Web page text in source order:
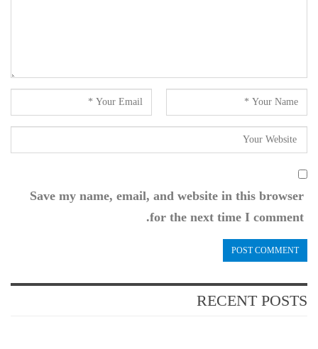
Save my name, email, and website in this browser
for the next time I comment.
RECENT POSTS